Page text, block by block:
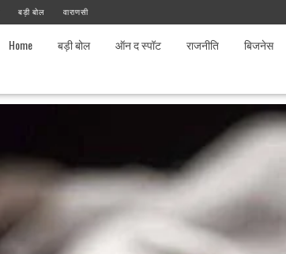
बड़ी बोल वाराणसी
Home बड़ी बोल ऑन द स्पॉट राजनीति बिजनेस